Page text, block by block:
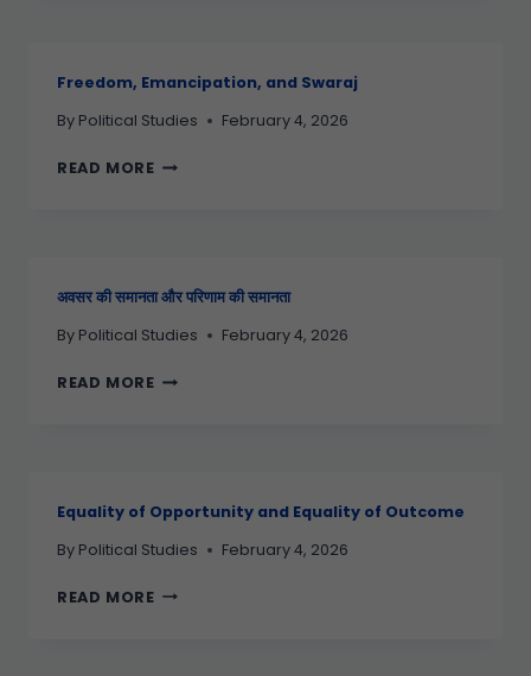
Freedom, Emancipation, and Swaraj
By Political Studies February 4, 2026
READ MORE
अवसर की समानता और परिणाम की समानता
By Political Studies February 4, 2026
READ MORE
Equality of Opportunity and Equality of Outcome
By Political Studies February 4, 2026
READ MORE